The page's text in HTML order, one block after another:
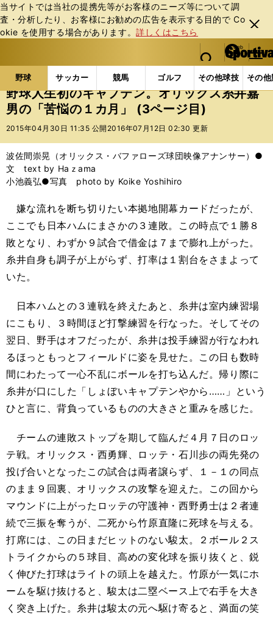
当サイトでは当社の提携先等がお客様のニーズ等について調
査・分析したり、お客様にお勧めの広告を表⽰する⽬的で Co
okie を使⽤する場合があります。詳しくはこちら
閉じ
る
web Sportiva (webスポルティーバ)
検索
マイペ
ー
ジ
メニュ
野球 サッカー 競馬 ゴルフ その他球技 その
b
ス
ポ
ル
バ
野球の記事一覧 プロ野球 野球人生初のキャプテン
野球人生初のキャプテン。オリックス糸井嘉
男の「苦悩の１カ月」 (3ページ目)
2015年04月30日 11:35 公開 2016年07月12日 02:30 更新
波佐間崇晃（オリックス・バファローズ球団映像アナンサー）●
文 text by Haｚama
小池義弘●写真 photo by Koike Yoshihiro
嫌な流れを断ち切りたい本拠地開幕カードだったが、
ここでも日本ハムにまさかの３連敗。この時点で１勝８
敗となり、わずか９試合で借金は７まで膨れ上がった。
糸井自身も調子が上がらず、打率は１割台をさまよって
いた。
日本ハムとの３連戦を終えたあと、糸井は室内練習場
にこもり、３時間ほど打撃練習を行なった。そしてその
翌日、野手はオフだったが、糸井は投手練習が行なわれ
るほっともっとフィールドに姿を見せた。この日も数時
間にわたって一心不乱にボールを打ち込んだ。帰り際に
糸井が口にした「しょぼいキャプテンやから……」という
ひと言に、背負っているものの大きさと重みを感じた。
チームの連敗ストップを期して臨んだ４月７日のロッ
テ戦。オリックス・西勇輝、ロッテ・石川歩の両先発の
投げ合いとなったこの試合は両者譲らず、１－１の同点
のまま９回裏、オリックスの攻撃を迎えた。この回から
マウンドに上がったロッテの守護神・西野勇士は２者連
続で三振を奪うが、二死から竹原直隆に死球を与える。
打席には、この日まだヒットのない駿太。２ボール２ス
トライクからの５球目、高めの変化球を振り抜くと、鋭
く伸びた打球はライトの頭上を越えた。竹原が一気にホ
ームを駆け抜けると、駿太は二塁ベース上で右手を大き
く突き上げた。糸井は駿太の元へ駆け寄ると、満面の笑